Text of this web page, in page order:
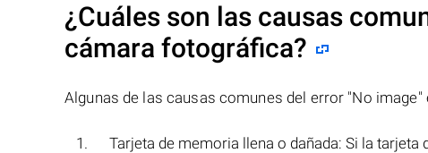
¿Cuáles son las causas
cámara fotográfica?
Algunas de las causas comunes del error "No
Tarjeta de memoria llena o dañada: Si la